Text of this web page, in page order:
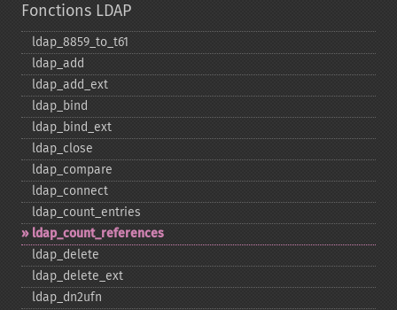
Fonctions LDAP
ldap_​8859_​to_​t61
ldap_​add
ldap_​add_​ext
ldap_​bind
ldap_​bind_​ext
ldap_​close
ldap_​compare
ldap_​connect
ldap_​count_​entries
ldap_​count_​references
ldap_​delete
ldap_​delete_​ext
ldap_​dn2ufn